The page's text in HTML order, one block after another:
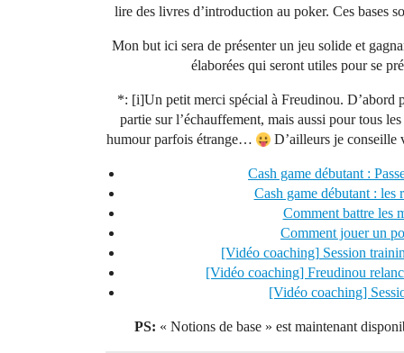
lire des livres d’introduction au poker. Ces bases
Mon but ici sera de présenter un jeu solide et
élaborées qui seront utiles pour se
*: [i]Un petit merci spécial à Freudinou. D’abord
partie sur l’échauffement, mais aussi pour tous
humour parfois étrange…
D’ailleurs je conseille
Cash game débutant :
Cash game débutant : les
Comment battre les
Comment jouer un
[Vidéo coaching] Session
[Vidéo coaching] Freudinou
[Vidéo coaching]
PS: « Notions de base » est maintenant